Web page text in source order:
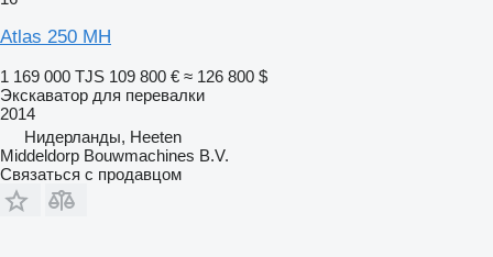
Atlas 250 MH
1 169 000 TJS 109 800 € ≈ 126 800 $
Экскаватор для перевалки
2014
Нидерланды, Heeten
Middeldorp Bouwmachines B.V.
Связаться с продавцом